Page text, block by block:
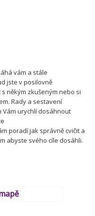
vám a stále
jste v posilovně
někým zkušeným nebo si
Rady a sestavení
urychlí dosáhnout
poradí jak správně cvičit a
abyste svého cíle dosáhli.